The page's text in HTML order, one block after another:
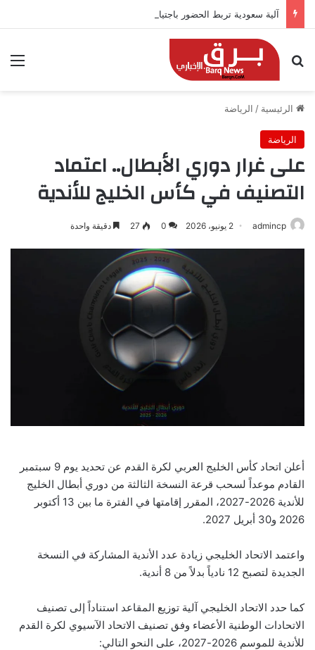
آلية سعودية تربط الحضور باجتياز الدورات
بحث عن
الرئيسية / الرياضة
الرياضة
على غرار دوري الأبطال.. اعتماد
التصنيف في كأس الخليج للأندية
admincp 2 يونيو، 2026 0
27 دقيقة واحدة
أعلن اتحاد كأس الخليج العربي لكرة القدم عن تحديد يوم 9 سبتمبر
القادم موعداً لسحب قرعة النسخة الثالثة من دوري أبطال الخليج
للأندية 2026-2027، المقرر إقامتها في الفترة ما بين 13 أكتوبر
2026 و30 أبريل 2027.
واعتمد الاتحاد الخليجي زيادة عدد الأندية المشاركة في النسخة
الجديدة لتصبح 12 نادياً بدلاً من 8 أندية.
كما حدد الاتحاد الخليجي آلية توزيع المقاعد استناداً إلى تصنيف
الاتحادات الوطنية الأعضاء وفق تصنيف الاتحاد الآسيوي لكرة القدم
للأندية للموسم 2026-2027، على النحو التالي: